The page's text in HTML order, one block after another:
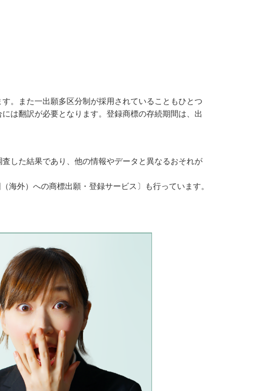
。また一出願多区分制が採用されていることもひとつ
は翻訳が必要となります。登録商標の存続期間は、出
した結果であり、他の情報やデータと異なるおそれが
外）への商標出願・登録サービス〕も行っています。